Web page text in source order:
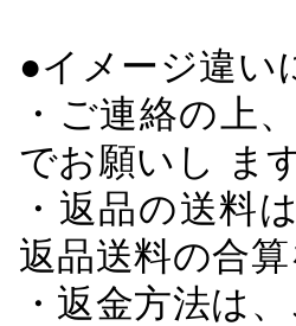
●イメージ違
・ご連絡の上
でお願いし ます
・返品の送料
返品送料の合
・返金方法は